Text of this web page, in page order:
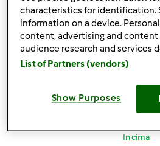
Lun, 03/22/2010 - 20:16
Qualcuno conosce una ricetta di
In cima
characteristics for identification.
information on a device.
content, advertising and
audience research and services
List of Partners (vendors)
Show Purposes